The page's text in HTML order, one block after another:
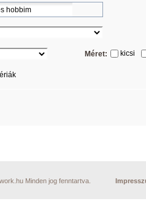
Méret: kicsi
Minden jog fenntartva.